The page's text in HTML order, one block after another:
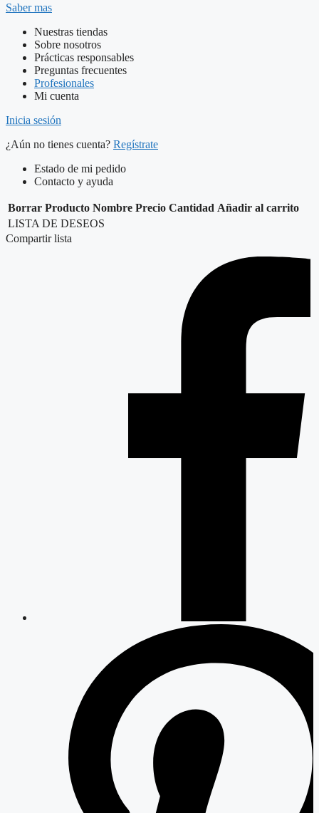
Saber mas
Nuestras tiendas
Sobre nosotros
Prácticas responsables
Preguntas frecuentes
Profesionales
Mi cuenta
Inicia sesión
¿Aún no tienes cuenta? Regístrate
Estado de mi pedido
Contacto y ayuda
Borrar Producto Nombre Precio Cantidad Añadir al carrito
LISTA DE DESEOS
Compartir lista